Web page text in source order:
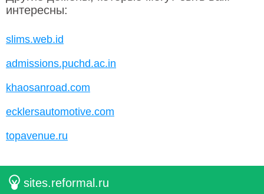
интересны:
slims.web.id
admissions.puchd.ac.in
khaosanroad.com
ecklersautomotive.com
topavenue.ru
sites.reformal.ru